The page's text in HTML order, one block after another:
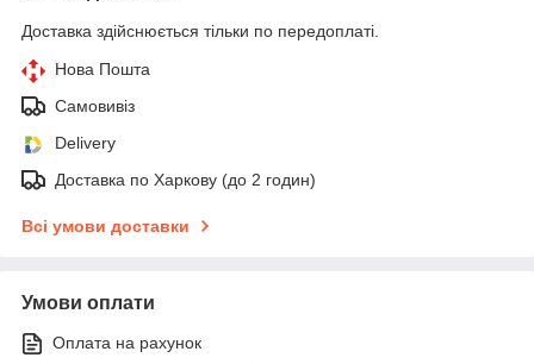
Доставка здійснюється тільки по передоплаті.
Нова Пошта
Самовивіз
Delivery
Доставка по Харкову (до 2 годин)
Всі умови доставки
Умови оплати
Оплата на рахунок